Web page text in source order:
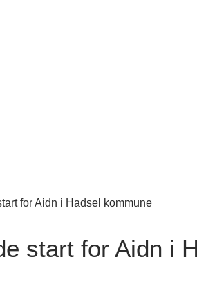
for Aidn i Hadsel kommune
start for Aidn i